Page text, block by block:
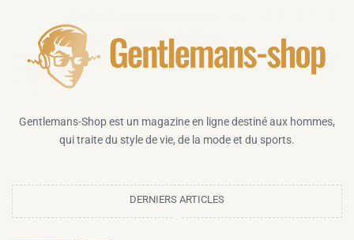
Gentlemans-Shop est un magazine en ligne destiné aux hommes,
qui traite du style de vie, de la mode et du sports.
DERNIERS ARTICLES